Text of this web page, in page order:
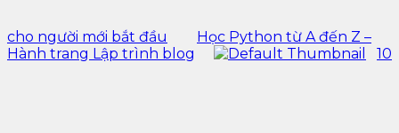
cho người mới bắt đầu
Học Python từ A đến Z –
Hành trang Lập trình blog
10